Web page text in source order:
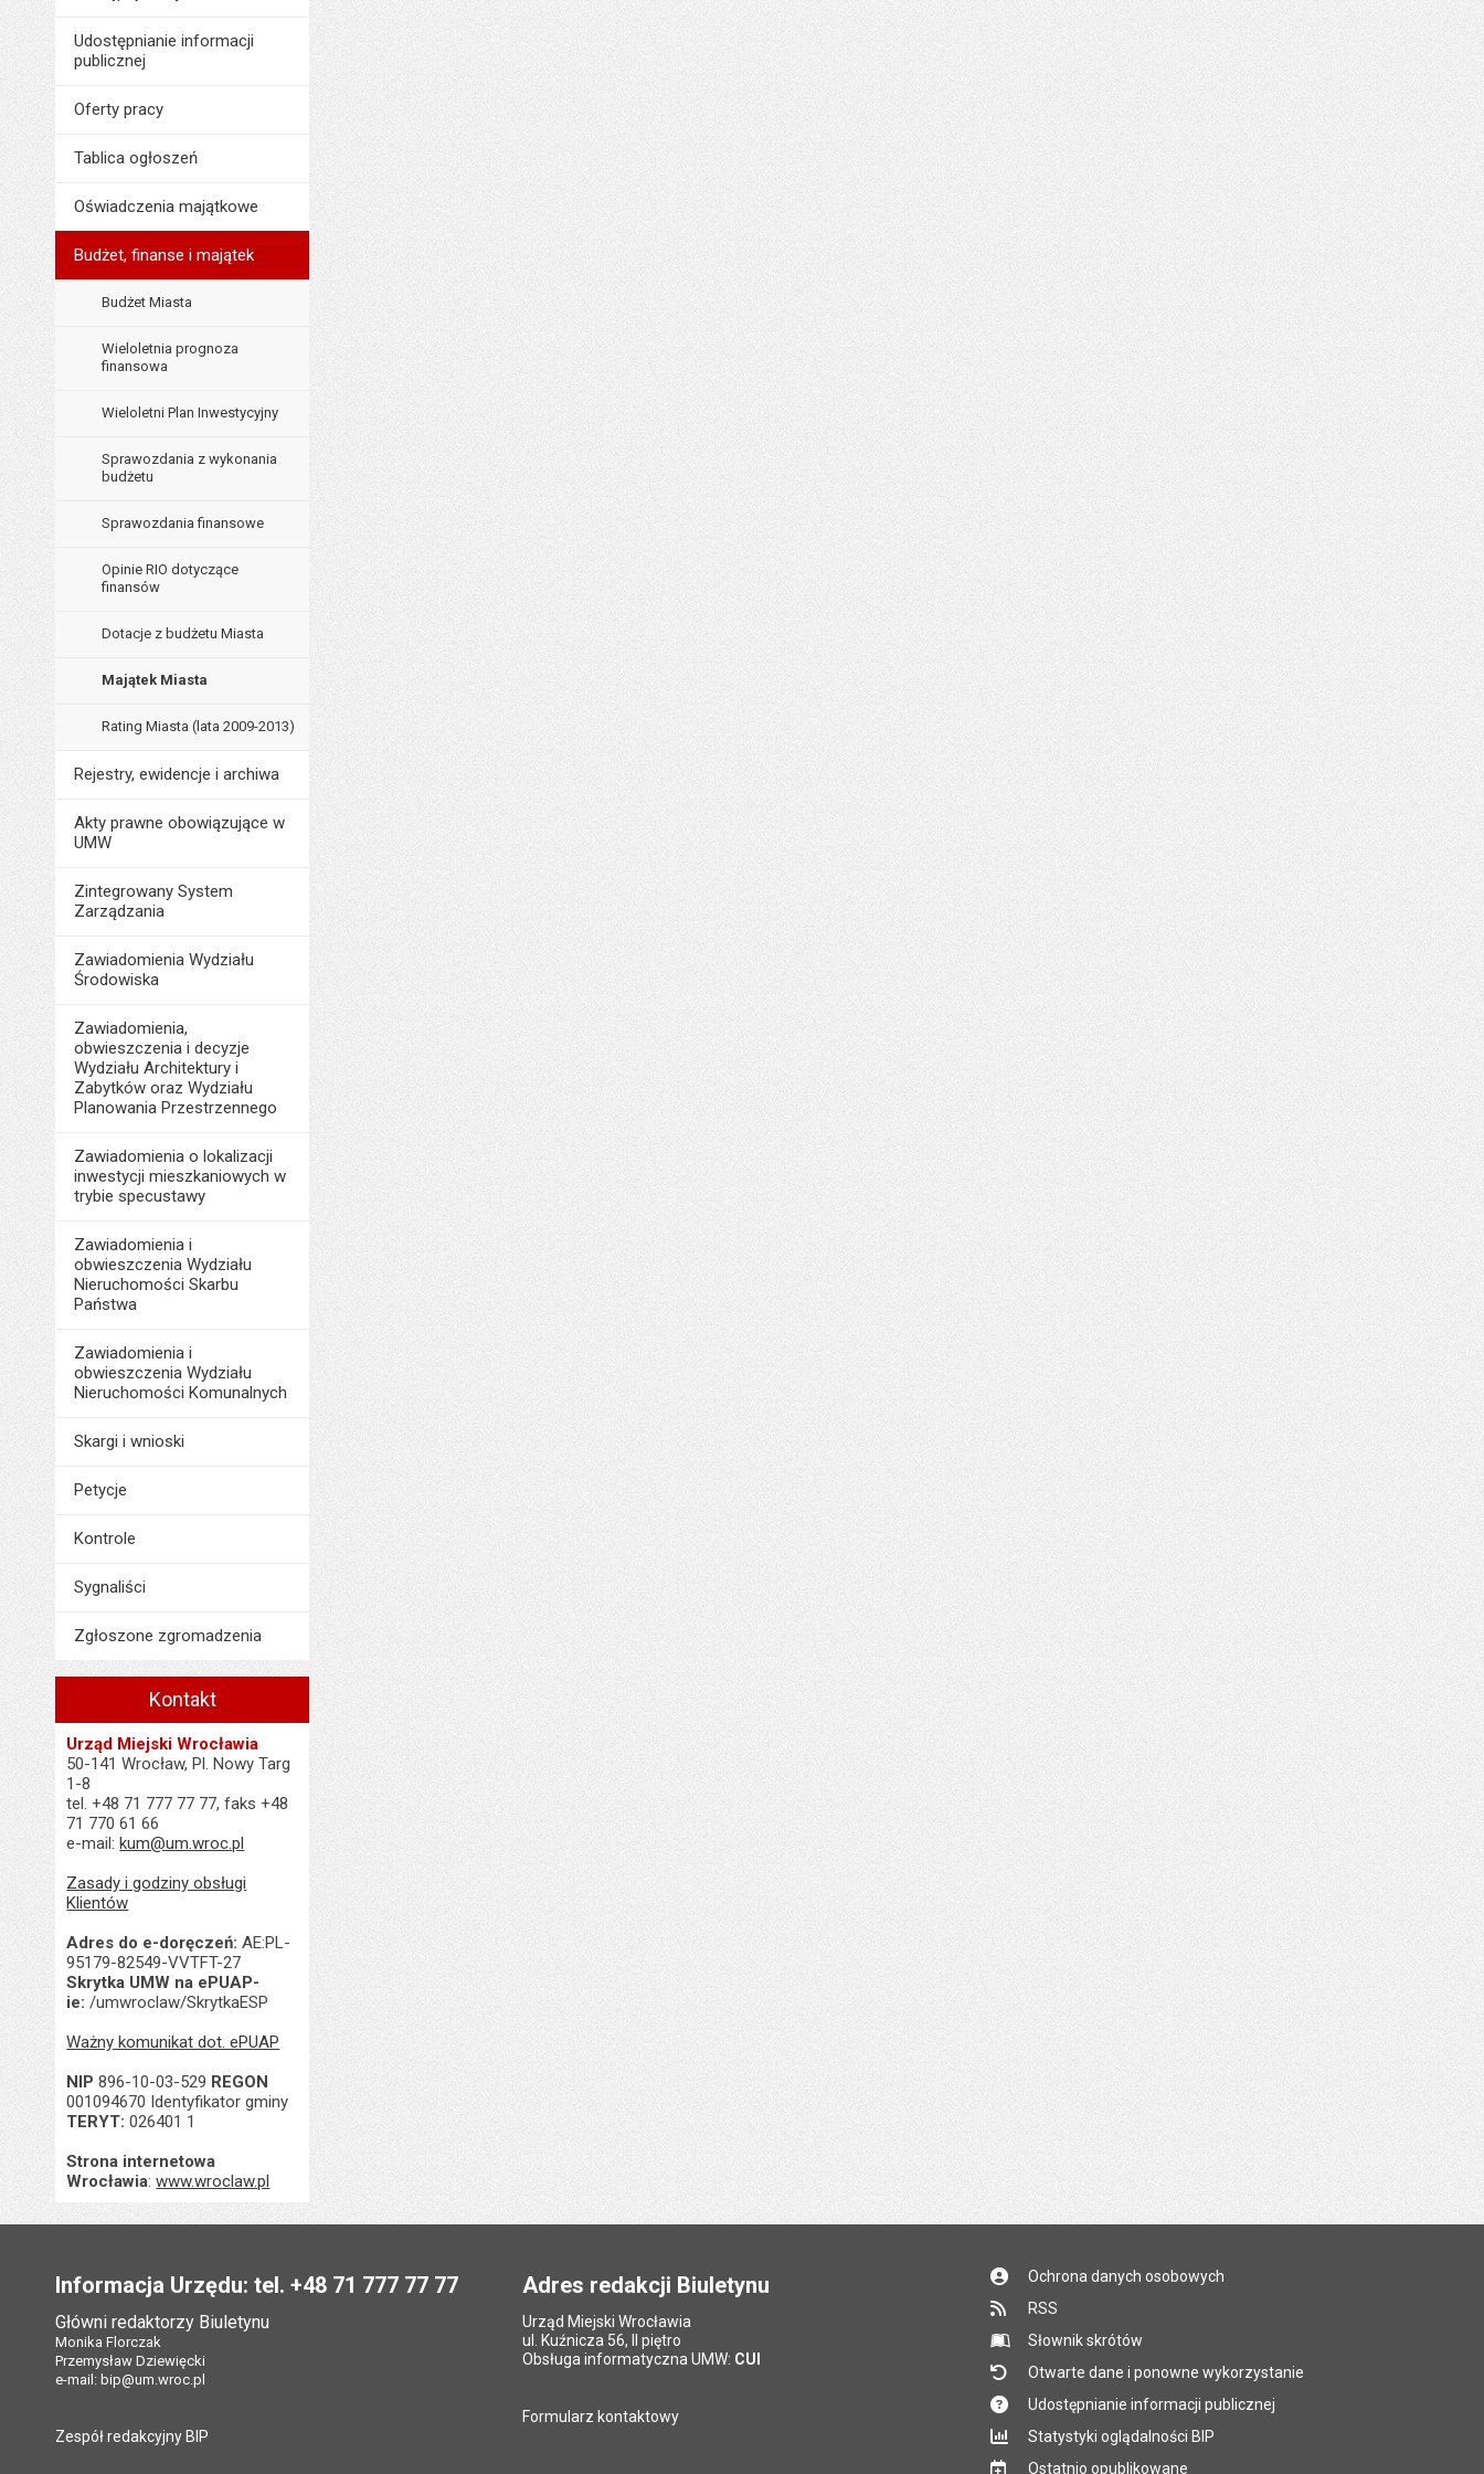
Udostępnianie informacji
publicznej
Oferty pracy
Tablica ogłoszeń
Oświadczenia majątkowe
Budżet, finanse i majątek
Budżet Miasta
Wieloletnia prognoza
finansowa
Wieloletni Plan Inwestycyjny
Sprawozdania z wykonania
budżetu
Sprawozdania finansowe
Opinie RIO dotyczące
finansów
Dotacje z budżetu Miasta
Majątek Miasta
Rating Miasta (lata 2009-2013)
Rejestry, ewidencje i archiwa
Akty prawne obowiązujące w
UMW
Zintegrowany System
Zarządzania
Zawiadomienia Wydziału
Środowiska
Zawiadomienia,
obwieszczenia i decyzje
Wydziału Architektury i
Zabytków oraz Wydziału
Planowania Przestrzennego
Zawiadomienia o lokalizacji
inwestycji mieszkaniowych w
trybie specustawy
Zawiadomienia i
obwieszczenia Wydziału
Nieruchomości Skarbu
Państwa
Zawiadomienia i
obwieszczenia Wydziału
Nieruchomości Komunalnych
Skargi i wnioski
Petycje
Kontrole
Sygnaliści
Zgłoszone zgromadzenia
Kontakt
Urząd Miejski Wrocławia
50-141 Wrocław, Pl. Nowy Targ
1-8
tel. +48 71 777 77 77, faks +48
71 770 61 66
e-mail:kum@um.wroc.pl
Zasady i godziny obsługi
Klientów
Adres do e-doręczeń: AE:PL-
95179-82549-VVTFT-27
Skrytka UMW na ePUAP-
ie: /umwroclaw/SkrytkaESP
Ważny komunikat dot. ePUAP
NIP 896-10-03-529 REGON
001094670 Identyfikator gminy
TERYT: 026401 1
Strona internetowa
Wrocławia:www.wroclaw.pl
Informacja Urzędu: tel. +48 71 777 77 77
Główni redaktorzy Biuletynu
Monika Florczak
Przemysław Dziewięcki
e-mail: bip@um.wroc.pl
Zespół redakcyjny BIP
Adres redakcji Biuletynu
Urząd Miejski Wrocławia
ul. Kuźnicza 56, II piętro
Obsługa informatyczna UMW: CUI
Formularz kontaktowy
Ochrona danych osobowych
RSS
Słownik skrótów
Otwarte dane i ponowne wykorzystanie
Udostępnianie informacji publicznej
Statystyki oglądalności BIP
Ostatnio opublikowane